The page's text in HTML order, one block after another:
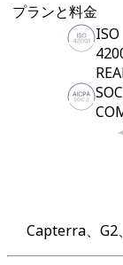
プランと料金
ISO
Capterra、G2